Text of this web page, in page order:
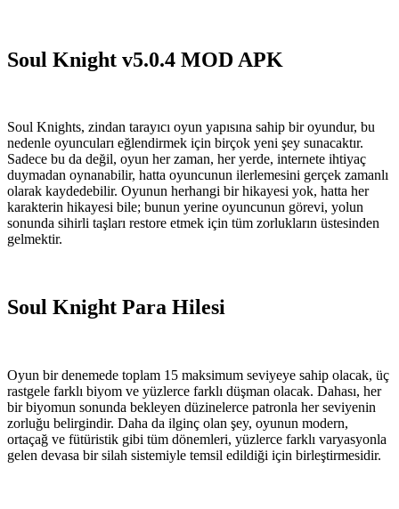
Soul Knight v5.0.4 MOD APK
Soul Knights, zindan tarayıcı oyun yapısına sahip bir oyundur, bu
nedenle oyuncuları eğlendirmek için birçok yeni şey sunacaktır.
Sadece bu da değil, oyun her zaman, her yerde, internete ihtiyaç
duymadan oynanabilir, hatta oyuncunun ilerlemesini gerçek zamanlı
olarak kaydedebilir. Oyunun herhangi bir hikayesi yok, hatta her
karakterin hikayesi bile; bunun yerine oyuncunun görevi, yolun
sonunda sihirli taşları restore etmek için tüm zorlukların üstesinden
gelmektir.
Soul Knight Para Hilesi
Oyun bir denemede toplam 15 maksimum seviyeye sahip olacak, üç
rastgele farklı biyom ve yüzlerce farklı düşman olacak. Dahası, her
bir biyomun sonunda bekleyen düzinelerce patronla her seviyenin
zorluğu belirgindir. Daha da ilginç olan şey, oyunun modern,
ortaçağ ve fütüristik gibi tüm dönemleri, yüzlerce farklı varyasyonla
gelen devasa bir silah sistemiyle temsil edildiği için birleştirmesidir.